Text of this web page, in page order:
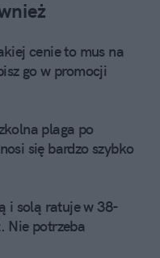
cenie to mus na
go w promocji
plaga po
się bardzo szybko
i solą ratuje w 38-
Nie potrzeba